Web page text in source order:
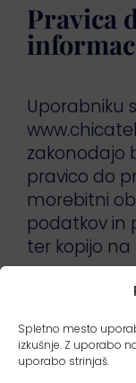
Spletno mesto
izkušnje. Z uporabo
uporabo strinjaš.
Pravica
Uporabniku
zakonodajo
pravico do
morebitni
podatkov in
ter kopijo
Pravica
Uporabniku,